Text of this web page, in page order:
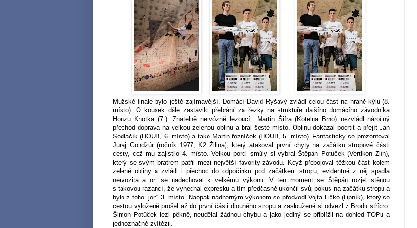
Mužské finále bylo ještě zajímavější. Domácí David Ryšavý zvládl celou část na hraně kýlu (8.
místo). O kousek dále zastavilo přebrání za řezky na struktuře dalšího domácího závodníka
Honzu Knotka (7.). Znatelně nervózně lezoucí Martin Šifra (Kotelna Brno) nezvládl náročný
přechod doprava na velkou zelenou oblinu a bral šesté místo. Oblinu dokázal podrtit a přejít Jan
Sedlačík (HOUB, 6. místo) a také Martin řezníček (HOUB, 5. místo). Fantasticky se prezentoval
Juraj Gondžúr (ročník 1977, K2 Žilina), který atakoval první chyty na začátku stropové části
cesty, což mu zajistilo 4. místo. Velkou porci smůly si vybral Štěpán Potůček (Vertikon Zlín),
který se svým bratrem patřil mezi největší favority závodu. Když přebojoval těžkou část kolem
zelené obliny a zvládl i přechod do odpočinku pod začátkem stropu, evidentně z něj spadla
nervozita a on se nadechoval k velkému výkonu. V ten moment se Štěpán rozjel stěnou
s takovou razancí, že vynechal expresku a tím předčasně ukončil svůj pokus na začátku stropu a
bylo z toho „jen“ 3. místo. Naopak nádherným výkonem se předvedl Vojta Ličko (Lipník), který se
cestou vyloženě prošel až do první části dlouhého stropu a zaslouženě si odvezl z Brodu stříbro.
Šimon Potůček lezl pěkně, neudělal žádnou chybu a jako jediný se přiblížil na dohled TOPu a
jednoznačně zvítězil.